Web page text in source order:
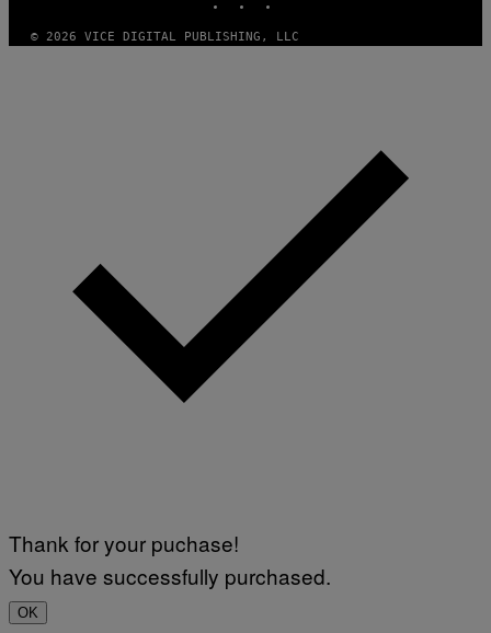
© 2026 VICE DIGITAL PUBLISHING, LLC
Thank for your puchase!
You have successfully purchased.
OK